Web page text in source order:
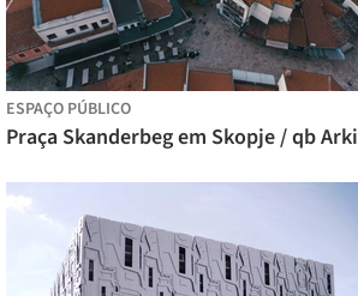
ESPAÇO PÚBLICO